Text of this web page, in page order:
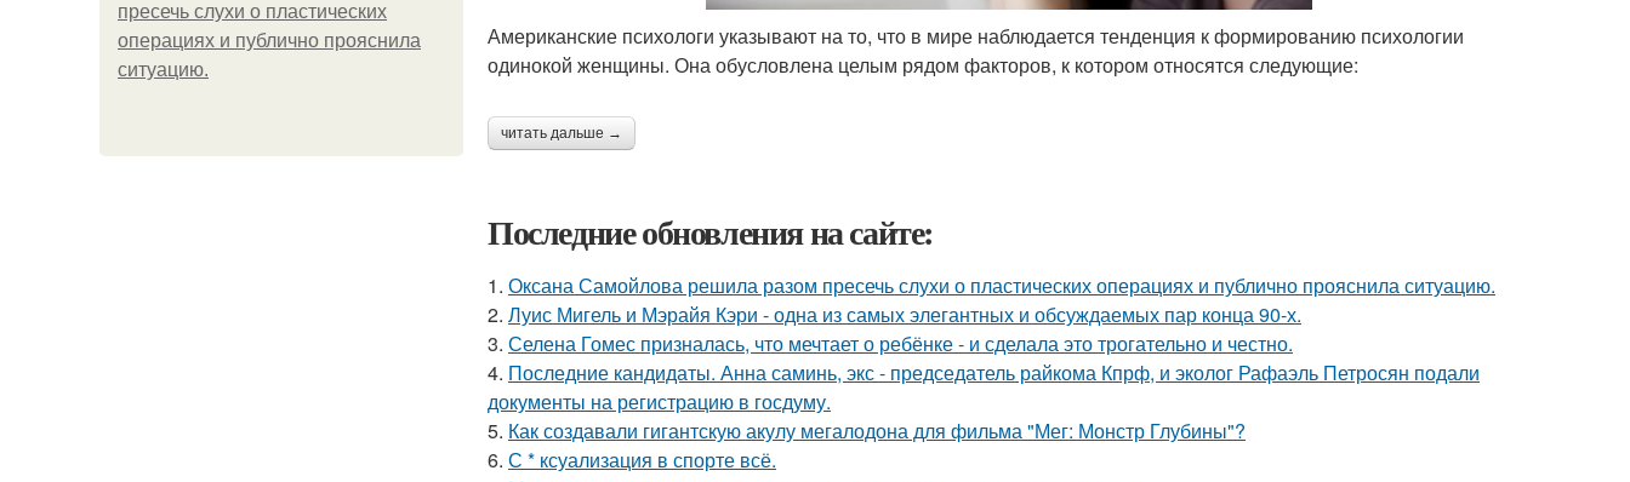
пресечь слухи о пластических
операциях и публично прояснила
ситуацию.
Американские психологи указывают на то, что в мире наблюдается тенденция к формированию психологии
одинокой женщины. Она обусловлена целым рядом факторов, к котором относятся следующие:
читать дальше →
Последние обновления на сайте:
1. Оксана Самойлова решила разом пресечь слухи о пластических операциях и публично прояснила ситуацию.
2. Луис Мигель и Мэрайя Кэри - одна из самых элегантных и обсуждаемых пар конца 90-х.
3. Селена Гомес призналась, что мечтает о ребёнке - и сделала это трогательно и честно.
4. Последние кандидаты. Анна саминь, экс - председатель райкома Кпрф, и эколог Рафаэль Петросян подали
документы на регистрацию в госдуму.
5. Как создавали гигантскую акулу мегалодона для фильма "Мег: Монстр Глубины"?
6. С * ксуализация в спорте всё.